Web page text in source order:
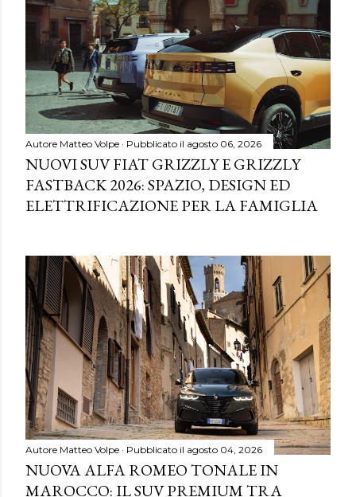
Autore Matteo Volpe Pubblicato il agosto 06, 2026
NUOVI SUV FIAT GRIZZLY E GRIZZLY
FASTBACK 2026: SPAZIO, DESIGN ED
ELETTRIFICAZIONE PER LA FAMIGLIA
Autore Matteo Volpe Pubblicato il agosto 04, 2026
NUOVA ALFA ROMEO TONALE IN
MAROCCO: IL SUV PREMIUM TRA